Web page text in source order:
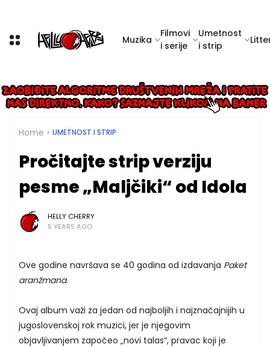
Muzika
Filmovi
i serije
Umetnost
i strip
Home UMETNOST I STRIP
Pročitajte strip verziju
pesme „Maljčiki“ od Idola
HELLY CHERRY
5 YEARS AGO
Ove godine navršava se 40 godina od izdavanja Paket
aranžmana.
Ovaj album važi za jedan od najboljih i najznačajnijih u
jugoslovenskoj rok muzici, jer je njegovim
objavljivanjem započeo „novi talas“, pravac koji je